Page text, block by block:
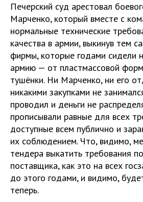
Печерский суд арестовал
Марченко, который вместе с
нормальные технические
качества в армии, выкинув тем
фирмы, которые годами сидели
армию — от пластмассовой
тушёнки. Ни Марченко, ни его
никакими закупками не
проводил и деньги не
прописывали равные для всех
доступные всем публично и
их соблюдением. Что, видимо,
тендера выкатить требования
поставщика, как это на всех
до этого годами, и видимо,
теперь.